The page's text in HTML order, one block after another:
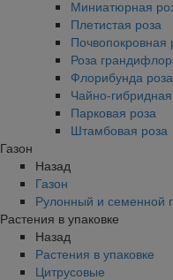
Миниатюрная
Плетистая роза
Почвопокровная
Роза
Флорибунда роза
Чайно-
Парковая роза
Штамбовая роза
Газон
Назад
Газон
Рулонный и семенной
Растения в упаковке
Назад
Растения в упаковке
Цитрусовые